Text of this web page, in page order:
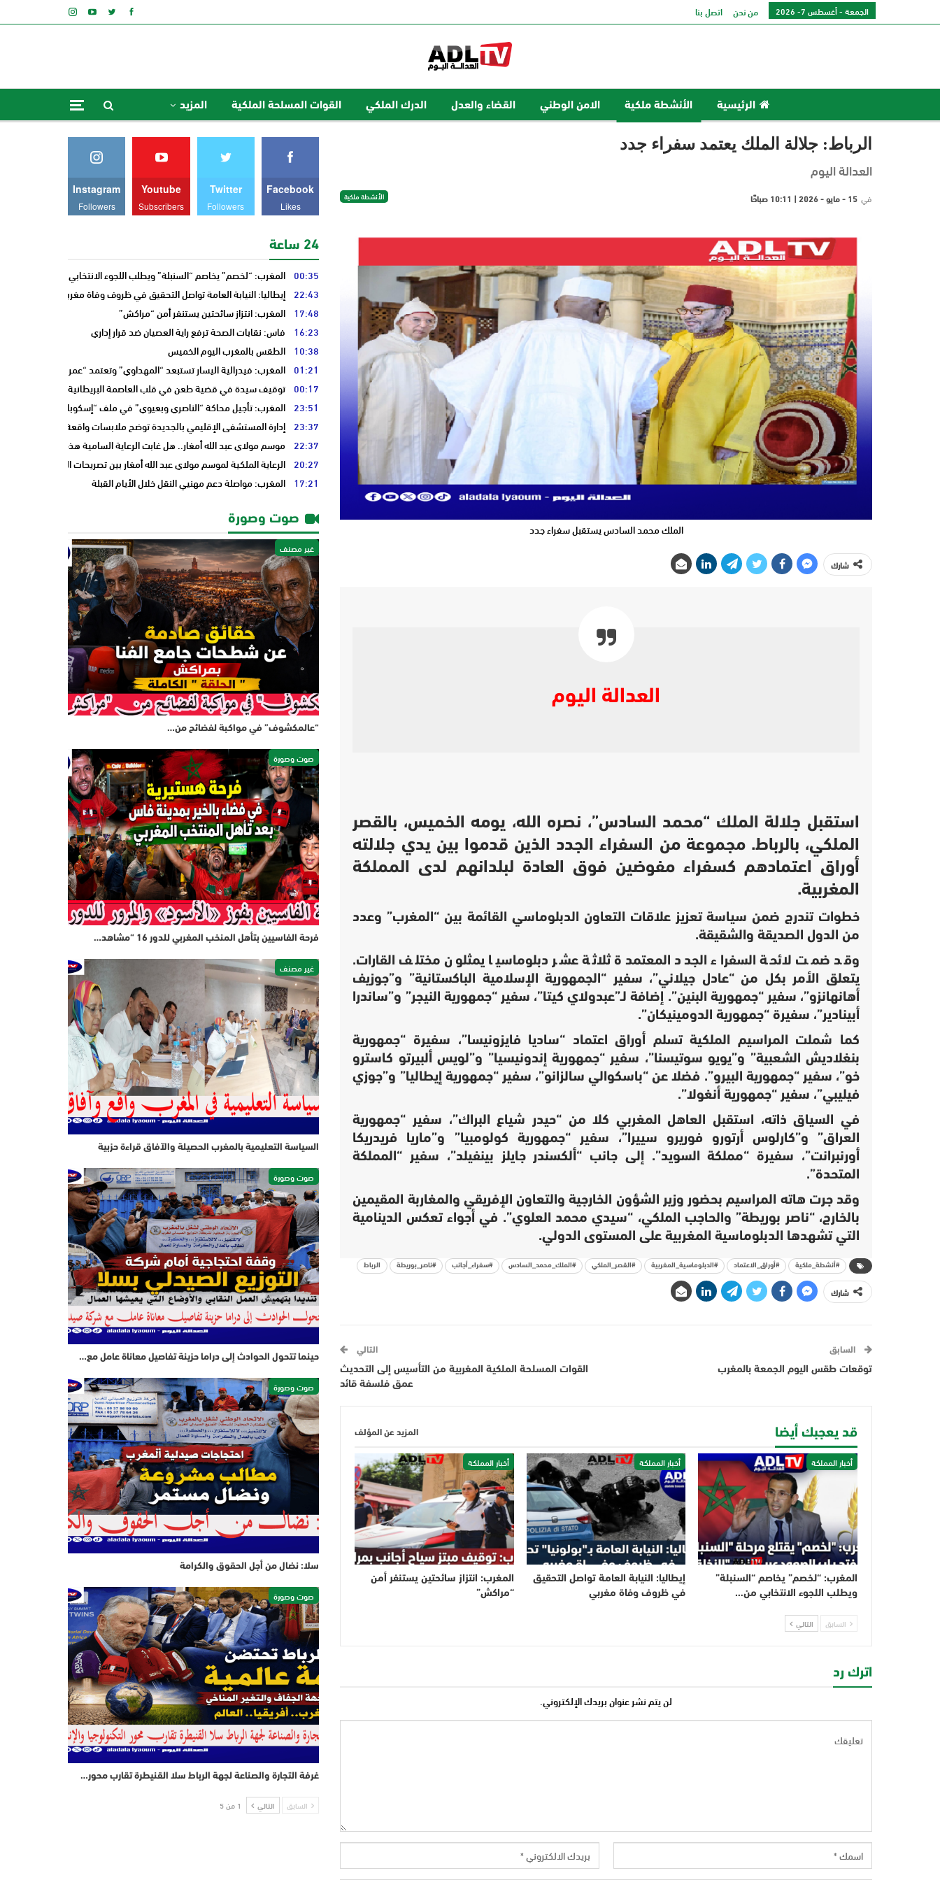
الجمعة - أغسطس 7- 2026 من نحن اتصل بنا
الرئيسية الأنشطة ملكية الامن الوطني القضاء والعدل الدرك الملكي القوات المسلحة الملكية المزيد
الرباط: جلالة الملك يعتمد سفراء جدد
العدالة اليوم
الأنشطة ملكية في 15 - مايو - 2026 | 10:11 صباحًا
الملك محمد السادس يستقبل سفراء جدد
شارك
العدالة اليوم
استقبل جلالة الملك “محمد السادس”، نصره الله، يومه الخميس، بالقصر
الملكي، بالرباط. مجموعة من السفراء الجدد الذين قدموا بين يدي جلالته
أوراق اعتمادهم كسفراء مفوضين فوق العادة لبلدانهم لدى المملكة
المغربية.
خطوات تندرج ضمن سياسة تعزيز علاقات التعاون الدبلوماسي القائمة بين “المغرب” وعدد
من الدول الصديقة والشقيقة.
وقد ضمت لائحة السفراء الجدد المعتمدة ثلاثة عشر دبلوماسيا يمثلون مختلف القارات.
يتعلق الأمر بكل من “عادل جيلاني”، سفير “الجمهورية الإسلامية الباكستانية” و”جوزيف
أهانهانزو”، سفير “جمهورية البنين”. إضافة لـ”عبدولاي كيتا”، سفير “جمهورية النيجر” و”ساندرا
أبينادير”، سفيرة “جمهورية الدومينيكان”.
كما شملت المراسيم الملكية تسلم أوراق اعتماد “ساديا فايزونيسا”، سفيرة “جمهورية
بنغلاديش الشعبية” و”يويو سوتيسنا”، سفير “جمهورية إندونيسيا” و”لويس ألبيرتو كاسترو
خو”، سفير “جمهورية البيرو”. فضلا عن “باسكوالي سالزانو”، سفير “جمهورية إيطاليا” و”جوزي
فيليبي”، سفير “جمهورية أنغولا”.
في السياق ذاته، استقبل العاهل المغربي كلا من “حيدر شياع البراك”، سفير “جمهورية
العراق” و”كارلوس أرتورو فوريرو سييرا”، سفير “جمهورية كولومبيا” و”ماريا فريدريكا
أورنبرانت”، سفيرة “مملكة السويد”. إلى جانب “ألكسندر جايلز بينفيلد”، سفير “المملكة
المتحدة”.
وقد جرت هاته المراسيم بحضور وزير الشؤون الخارجية والتعاون الإفريقي والمغاربة المقيمين
بالخارج، “ناصر بوريطة” والحاجب الملكي، “سيدي محمد العلوي”. في أجواء تعكس الدينامية
التي تشهدها الدبلوماسية المغربية على المستوى الدولي.
#أنشطة_ملكية #أوراق_الاعتماد #الدبلوماسية_المغربية #القصر_الملكي #الملك_محمد_السادس #سفراء_أجانب #ناصر_بوريطة الرباط
شارك
السابق
توقعات طقس اليوم الجمعة بالمغرب
التالي
القوات المسلحة الملكية المغربية من التأسيس إلى التحديث
عمق فلسفة قائد
قد يعجبك أيضا المزيد عن المؤلف
أخبار المملكة
المغرب: “لخصم” يخاصم “السنبلة”
ويطلب اللجوء الانتخابي من…
أخبار المملكة
إيطاليا: النيابة العامة تواصل التحقيق
في ظروف وفاة مغربي
أخبار المملكة
المغرب: انتزاز سائحتين يستنفر أمن
“مراكش”
السابق التالي
اترك رد
لن يتم نشر عنوان بريدك الإلكتروني.
Facebook
Likes
Twitter
Followers
Youtube
Subscribers
Instagram
Followers
24 ساعة
00:35 المغرب: “لخصم” يخاصم “السنبلة” ويطلب اللجوء الانتخابي من “النخلة”
22:43 إيطاليا: النيابة العامة تواصل التحقيق في ظروف وفاة مغربي
17:48 المغرب: انتزاز سائحتين يستنفر أمن “مراكش”
16:23 فاس: نقابات الصحة ترفع راية العصيان ضد قرار إداري
10:38 الطقس بالمغرب اليوم الخميس
01:21 المغرب: فيدرالية اليسار تستبعد “المهداوي” وتعتمد “عمر بنجلون” وسط
00:17 توقيف سيدة في قضية طعن في قلب العاصمة البريطانية “لندن”
23:51 المغرب: تأجيل محاكة “الناصري وبعيوي” في ملف “إسكوبار الصحراء”
23:37 إدارة المستشفى الإقليمي بالجديدة توضح ملابسات واقعة سيدة حامل
22:37 موسم مولاي عبد الله أمغار.. هل غابت الرعاية السامية هذه السنة فقط أم
20:27 الرعاية الملكية لموسم مولاي عبد الله أمغار بين تصريحات المسؤولين
17:21 المغرب: مواصلة دعم مهنيي النقل خلال الأيام القبلة
صوت وصورة
غير مصنف
“عالمكشوف” في مواكبة لفضائح من…
صوت وصورة
فرحة الفاسيين بتأهل المنخب المغربي للدور 16 “مشاهد…
غير مصنف
السياسة التعليمية بالمغرب الحصيلة والآفاق قراءة حزبية
صوت وصورة
حينما تتحول الحوادث إلى دراما حزينة تفاصيل معاناة عامل مع…
صوت وصورة
سلا: نضال من أجل الحقوق والكرامة
صوت وصورة
غرفة التجارة والصناعة لجهة الرباط سلا القنيطرة تقارب محور…
السابق التالي 1 من 5